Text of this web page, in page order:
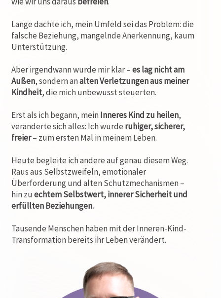
Lange dachte ich, mein Umfeld sei das Problem: die
falsche Beziehung, mangelnde Anerkennung, kaum
Unterstützung.
Aber irgendwann wurde mir klar –es lag nicht am
Außen, sondern analten Verletzungen aus meiner
Kindheit, die mich unbewusst steuerten.
Erst als ich begann, meinInneres Kind zu heilen,
veränderte sich alles: Ich wurde ruhiger, sicherer,
freier– zum ersten Mal in meinem Leben.
Heute begleite ich andere auf genau diesem Weg.
Raus aus Selbstzweifeln, emotionaler
Überforderung und alten Schutzmechanismen –
hin zuechtem Selbstwert, innerer Sicherheit und
erfüllten Beziehungen.
Tausende Menschen haben mit der Inneren-Kind-
Transformation bereits ihr Leben verändert.